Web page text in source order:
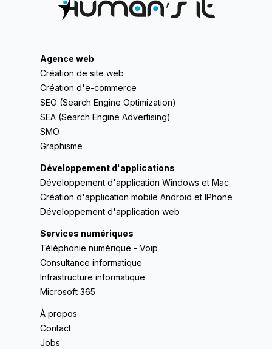
Agence web
Création de site web
Création d'e-commerce
SEO (Search Engine Optimization)
SEA (Search Engine Advertising)
SMO
Graphisme
Développement d'applications
Développement d'application Windows et Mac
Création d'application mobile Android et IPhone
Développement d'application web
Services numériques
Téléphonie numérique - Voip
Consultance informatique
Infrastructure informatique
Microsoft 365
À propos
Contact
Jobs